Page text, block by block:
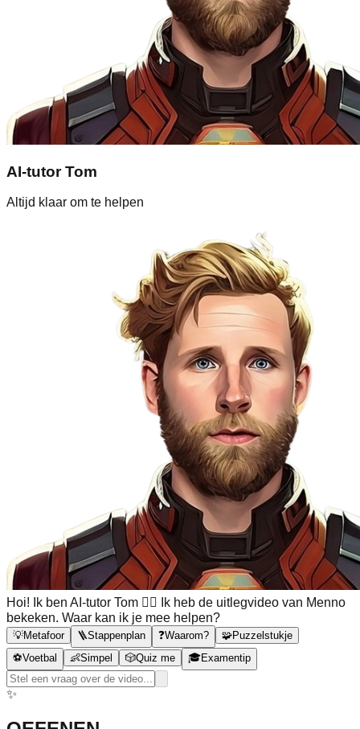
AI-tutor Tom
Altijd klaar om te helpen
Hoi! Ik ben AI-tutor Tom 🙋‍♂️ Ik heb de uitlegvideo van Menno
bekeken. Waar kan ik je mee helpen?
💡Metafoor 🪜Stappenplan ❓Waarom? 🧩Puzzelstukje
⚽Voetbal 👶Simpel 🎲Quiz me 🎓Examentip
✨